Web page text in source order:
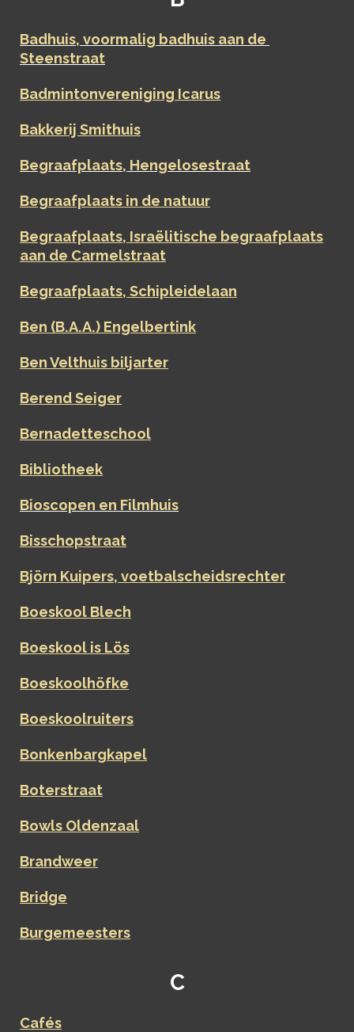
Badhuis, voormalig badhuis aan de
Steenstraat
Badmintonvereniging Icarus
Bakkerij Smithuis
Begraafplaats, Hengelosestraat
Begraafplaats in de natuur
Begraafplaats, Israëlitische begraafplaats
aan de Carmelstraat
Begraafplaats, Schipleidelaan
Ben (B.A.A.) Engelbertink
Ben Velthuis biljarter
Berend Seiger
Bernadetteschool
Bibliotheek
Bioscopen en Filmhuis
Bisschopstraat
Björn Kuipers, voetbalscheidsrechter
Boeskool Blech
Boeskool is Lös
Boeskoolhöfke
Boeskoolruiters
Bonkenbargkapel
Boterstraat
Bowls Oldenzaal
Brandweer
Bridge
Burgemeesters
C
Cafés